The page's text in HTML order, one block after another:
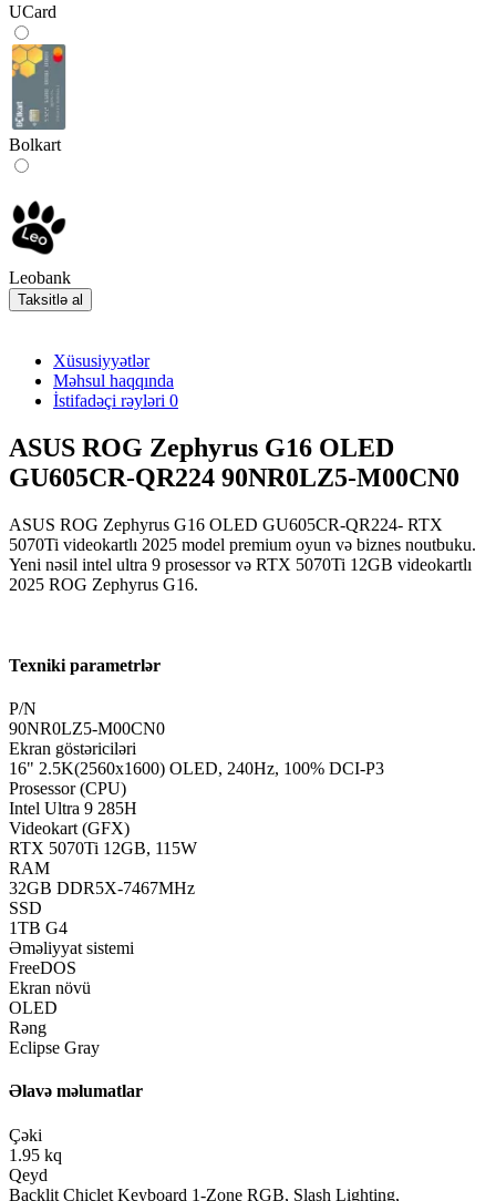
UCard
Bolkart
Leobank
Taksitlə al
Xüsusiyyətlər
Məhsul haqqında
İstifadəçi rəyləri 0
ASUS ROG Zephyrus G16 OLED
GU605CR-QR224 90NR0LZ5-M00CN0
ASUS ROG Zephyrus G16 OLED GU605CR-QR224- RTX
5070Ti videokartlı 2025 model premium oyun və biznes noutbuku.
Yeni nəsil intel ultra 9 prosessor və RTX 5070Ti 12GB videokartlı
2025 ROG Zephyrus G16.
Texniki parametrlər
P/N
90NR0LZ5-M00CN0
Ekran göstəriciləri
16" 2.5K(2560x1600) OLED, 240Hz, 100% DCI-P3
Prosessor (CPU)
Intel Ultra 9 285H
Videokart (GFX)
RTX 5070Ti 12GB, 115W
RAM
32GB DDR5X-7467MHz
SSD
1TB G4
Əməliyyat sistemi
FreeDOS
Ekran növü
OLED
Rəng
Eclipse Gray
Əlavə məlumatlar
Çəki
1.95 kq
Qeyd
Backlit Chiclet Keyboard 1-Zone RGB, Slash Lighting,